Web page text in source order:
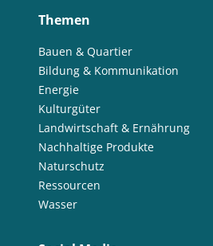
Themen
Bauen & Quartier
Bildung & Kommunikation
Energie
Kulturgüter
Landwirtschaft & Ernährung
Nachhaltige Produkte
Naturschutz
Ressourcen
Wasser